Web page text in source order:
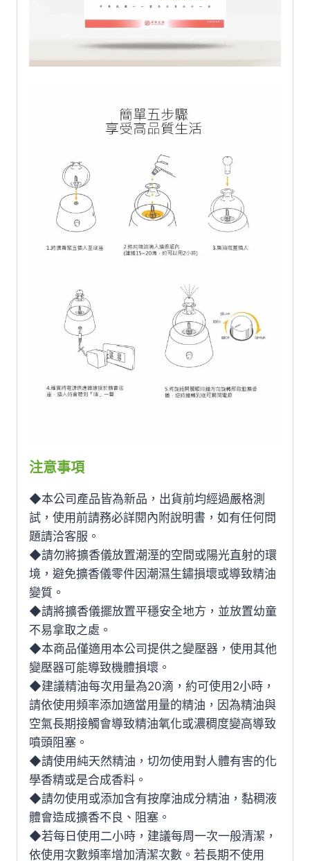
注意事項
◆本公司產品皆為新品，出貨前均經過嚴格測
試，使用前請務必詳閱內附說明書，如有任何問
題請洽客服。
◆請勿將擴香儀放置潮溼的空間或陽光直射的環
境，避免擴香儀零件因潮濕生鏽損壞或導致精油
變質。
◆請將擴香儀擺放置平穩安全地方，並放置幼童
不易拿取之處。
◆本商品僅適用本公司提供之變壓器，使用其他
變壓器可能導致機體損壞。
◆建議精油每次用量為20滴，約可使用2小時，
請依使用頻率添加適當用量的精油，因為精油與
空氣長期接觸會導致精油氧化或濃稠度變高導致
噴頭阻塞。
◆請使用純天然精油，切勿使用對人體有害的化
學香精或是合成香料。
◆請勿使用或添加含有按摩油成分精油，黏稠液
體會造成擴香不良、阻塞。
◆若每日使用二小時，建議每周一次一般清潔，
依使用次數頻率增加清潔次數。若長期不使用